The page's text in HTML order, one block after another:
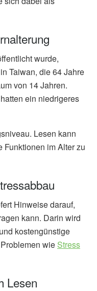
wurde,
Taiwan, die 64 Jahre
von 14 Jahren.
ein niedrigeres
Lesen kann
Funktionen im Alter zu
Hinweise darauf,
kann. Darin wird
kostengünstige
wie Stress
Lesen